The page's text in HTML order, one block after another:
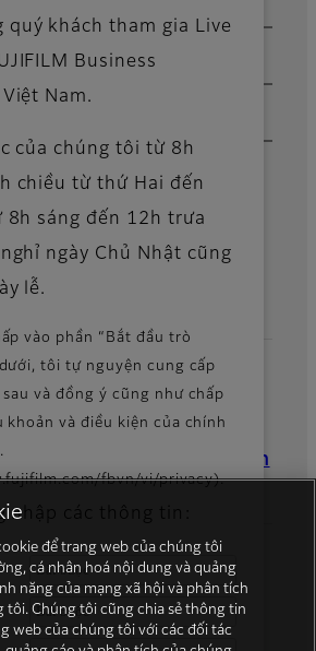
Dịch vụ
xã hội chính thức
Business Innovation
để trang web của chúng tôi
cá nhân hoá nội dung và quảng
năng của mạng xã hội và phân tích
tôi. Chúng tôi cũng chia sẻ thông tin
web của chúng tôi với các đối tác
quý khách tham gia Live
Business
Nam.
của chúng tôi từ 8h
chiều từ thứ Hai đến
8h sáng đến 12h trưa
ngày Chủ Nhật cũng
lễ.
vào phần “Bắt đầu trò
tôi tự nguyện cung cấp
và đồng ý cũng như chấp
khoản và điều kiện của chính
fbvn/vi/privacy).
nhập các thông tin: